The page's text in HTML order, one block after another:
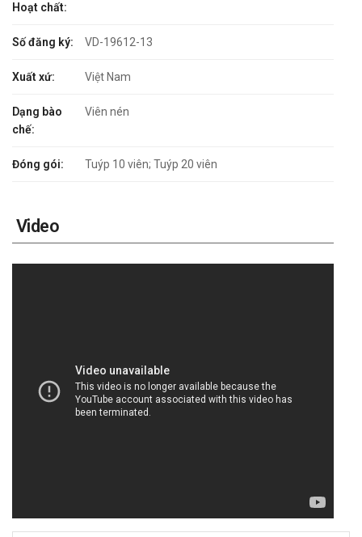
Hoạt chất:
Số đăng ký: VD-19612-13
Xuất xứ: Việt Nam
Dạng bào
chế:
Viên nén
Đóng gói: Tuýp 10 viên; Tuýp 20 viên
Video